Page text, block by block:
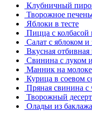
Клубничный
Творожное
Яблоки в тесте
Пицца с колбасой
Салат с яблоком и
Вкусная
Свинина с луком
Манник на
Курица в соевом
Пряная свинина с
Творожный
Оладьи из